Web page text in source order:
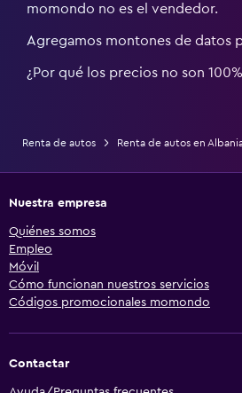
momondo no es el vendedor.
Agregamos montones de datos
¿Por qué los precios no son
Renta de autos Renta de autos en
Nuestra empresa
Quiénes somos
Empleo
Móvil
Cómo funcionan nuestros servicios
Códigos promocionales momondo
Contactar